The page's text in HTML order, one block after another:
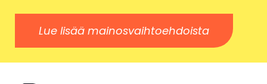
Lue lisää mainosvaihtoehdoista